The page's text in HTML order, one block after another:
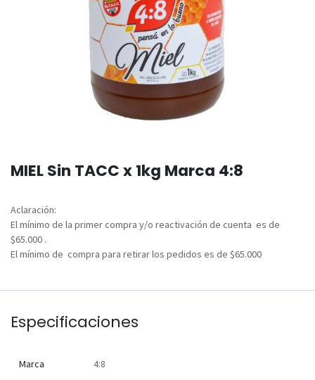
MIEL Sin TACC x 1kg Marca 4:8
Aclaración:
El mínimo de la primer compra y/o reactivación de cuenta es de
$65.000 .
El mínimo de compra para retirar los pedidos es de $65.000
Especificaciones
Marca 4:8